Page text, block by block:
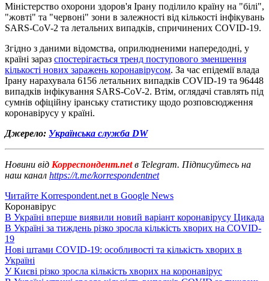
Міністерство охорони здоров'я Ірану поділило країну на "білі",
"жовті" та "червоні" зони в залежності від кількості інфікувань
SARS-CoV-2 та летальних випадків, спричинених COVID-19.
Згідно з даними відомства, оприлюдненими напередодні, у
країні зараз спостерігається тренд поступового зменшення
кількості нових заражень коронавірусом. За час епідемії влада
Ірану нарахувала 6156 летальних випадків COVID-19 та 96448
випадків інфікування SARS-CoV-2. Втім, оглядачі ставлять під
сумнів офіційну іранську статистику щодо розповсюдження
коронавірусу у країні.
Джерело: Українська служба DW
Новини від Корреспондент.netв Telegram. Підписуйтесь на
наш канал https://t.me/korrespondentnet
Читайте Korrespondent.net в Google News
Коронавірус
В Україні вперше виявили новий варіант коронавірусу Цикада
В Україні за тиждень різко зросла кількість хворих на COVID-
19
Нові штами COVID-19: особливості та кількість хворих в
Україні
У Києві різко зросла кількість хворих на коронавірус